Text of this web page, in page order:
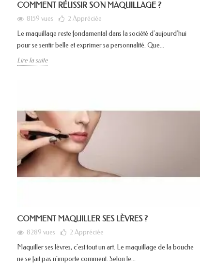
COMMENT RÉUSSIR SON MAQUILLAGE ?
8159 vues 2 Appréciée
Le maquillage reste fondamental dans la société d'aujourd'hui
pour se sentir belle et exprimer sa personnalité. Que...
Lire la suite
COMMENT MAQUILLER SES LÈVRES ?
8289 vues 2 Appréciée
Maquiller ses lèvres, c'est tout un art. Le maquillage de la bouche
ne se fait pas n'importe comment. Selon le...